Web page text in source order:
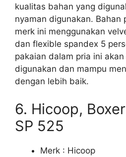
kualitas bahan yang
nyaman digunakan. Bahan
merk ini menggunakan
dan flexible spandex 5
pakaian dalam pria ini
digunakan dan mampu
dengan lebih baik.
6. Hicoop,
SP 525
Merk : Hicoop